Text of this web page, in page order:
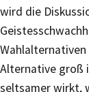
wird die
Wahlalternativen
Alternative groß
seltsamer wirkt,